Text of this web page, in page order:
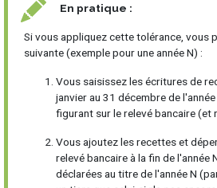
En pratique :
Si vous appliquez cette tolérance, vous
suivante (exemple pour une année N) :
Vous saisissez les écritures de
janvier au 31 décembre de
figurant sur le relevé bancaire (et
Vous ajoutez les recettes et
relevé bancaire à la fin de l'année
déclarées au titre de l'année N